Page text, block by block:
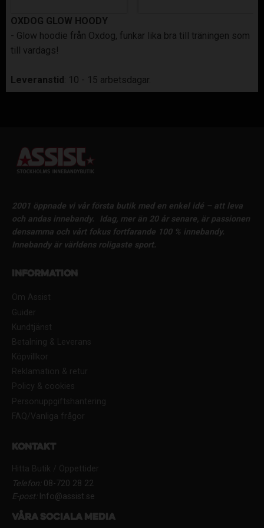
OXDOG GLOW HOODY
- Glow hoodie från Oxdog, funkar lika bra till träningen som
till vardags!
Leveranstid: 10 - 15 arbetsdagar.
2001 öppnade vi vår första butik med en enkel idé – att leva
och andas innebandy.
Idag, mer än 20 år senare, är passionen
densamma och vårt fokus fortfarande 100 % innebandy.
Innebandy är världens roligaste sport.
Information
Om Assist
Guider
Kundtjänst
Betalning & Leverans
Köpvillkor
Reklamation & retur
Policy & cookies
Personuppgiftshantering
FAQ/Vanliga frågor
Kontakt
Hitta Butik / Öppettider
Telefon:08-720 28 22
E-post:Info@assist.se
Våra sociala media